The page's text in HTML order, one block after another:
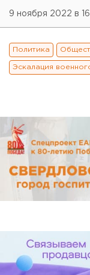
9 ноября 2022 в
Политика